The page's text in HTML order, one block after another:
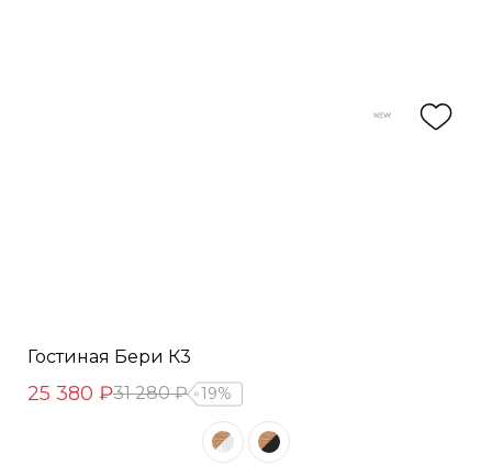
Гостиная Бери К3
25 380 ₽31 280 ₽ 19%